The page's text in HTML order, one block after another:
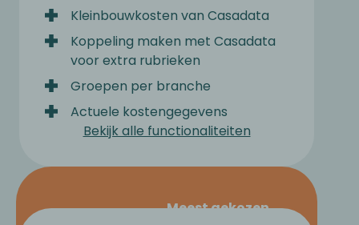
Kleinbouwkosten van Casadata
Koppeling maken met Casadata
voor extra rubrieken
Groepen per branche
Actuele kostengegevens
Bekijk alle functionaliteiten
Meest gekozen